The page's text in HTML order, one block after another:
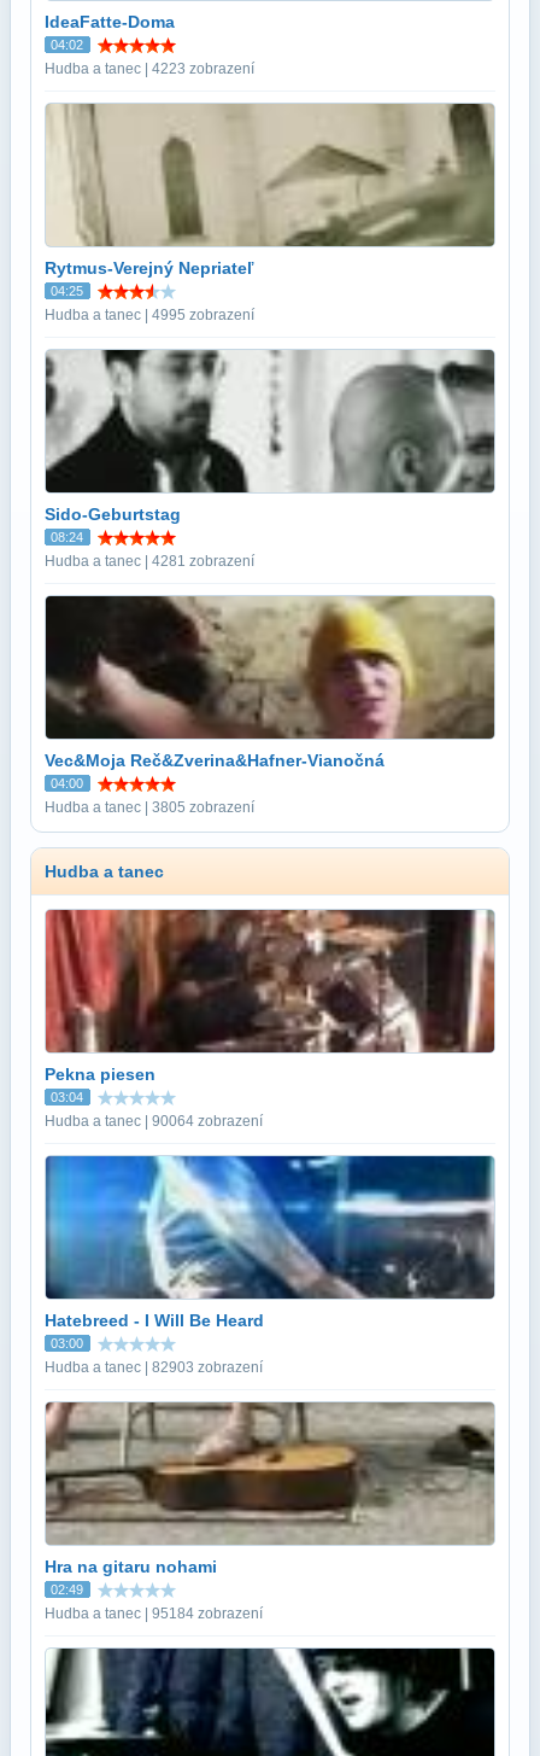
IdeaFatte-Doma
04:02
Hudba a tanec | 4223 zobrazení
Rytmus-Verejný Nepriateľ
04:25
Hudba a tanec | 4995 zobrazení
Sido-Geburtstag
08:24
Hudba a tanec | 4281 zobrazení
Vec&Moja Reč&Zverina&Hafner-Vianočná
04:00
Hudba a tanec | 3805 zobrazení
Hudba a tanec
Pekna piesen
03:04
Hudba a tanec | 90064 zobrazení
Hatebreed - I Will Be Heard
03:00
Hudba a tanec | 82903 zobrazení
Hra na gitaru nohami
02:49
Hudba a tanec | 95184 zobrazení